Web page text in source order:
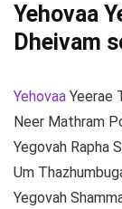
Yehovaa
Dheivam
Yehovaa Yeerae
Neer Mathram
Yegovah Rapha
Um
Yegovah